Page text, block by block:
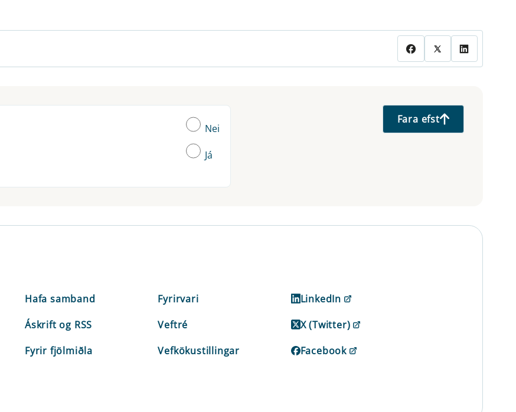
Nei
Já
Fara efst
Hafa samband
Áskrift og RSS
Fyrir fjölmiðla
Fyrirvari
Veftré
Vefkökustillingar
LinkedIn
X (Twitter)
Facebook